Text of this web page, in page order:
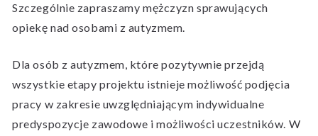
Szczególnie zapraszamy mężczyzn sprawujących
opiekę nad osobami z autyzmem.
Dla osób z autyzmem, które pozytywnie przejdą
wszystkie etapy projektu istnieje możliwość podjęcia
pracy w zakresie uwzględniającym indywidualne
predyspozycje zawodowe i możliwości uczestników. W